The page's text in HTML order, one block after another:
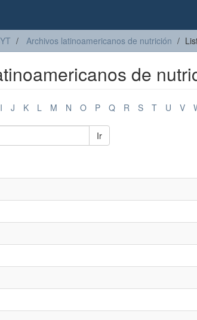
Archivos latinoamericanos de nutrición
de
I J K L M N O P Q R S T U V
Ir